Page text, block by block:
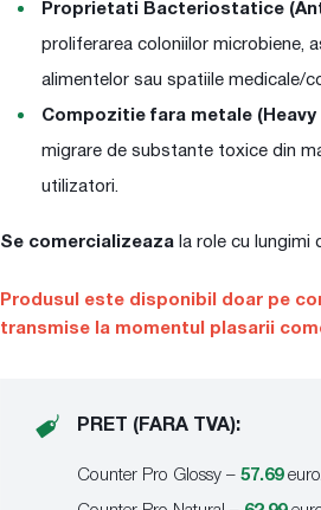
Proprietati Bacteriostatice
proliferarea coloniilor microbiene,
alimentelor sau spatiile medicale/
Compozitie fara metale (Heavy
migrare de substante toxice din
utilizatori.
Se comercializeaza la role cu lungimi
Produsul este disponibil doar pe
transmise la momentul plasarii
PRET (FARA TVA):
Counter Pro Glossy – 57.69